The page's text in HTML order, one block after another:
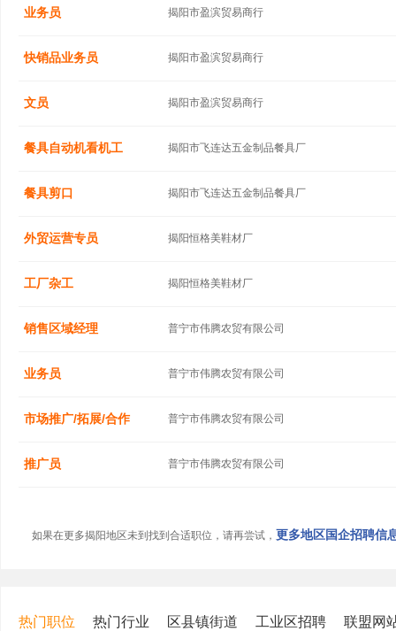
业务员 揭阳市盈滨贸易商行
快销品业务员 揭阳市盈滨贸易商行
文员 揭阳市盈滨贸易商行
餐具自动机看机工 揭阳市飞连达五金制品餐具厂
餐具剪口 揭阳市飞连达五金制品餐具厂
外贸运营专员 揭阳恒格美鞋材厂
工厂杂工 揭阳恒格美鞋材厂
销售区域经理 普宁市伟腾农贸有限公司
业务员 普宁市伟腾农贸有限公司
市场推广/拓展/合作 普宁市伟腾农贸有限公司
推广员 普宁市伟腾农贸有限公司
如果在更多揭阳地区未到找到合适职位，请再尝试， 更多地区国企招聘信
热门职位 热门行业 区县镇街道 工业区招聘 联盟网